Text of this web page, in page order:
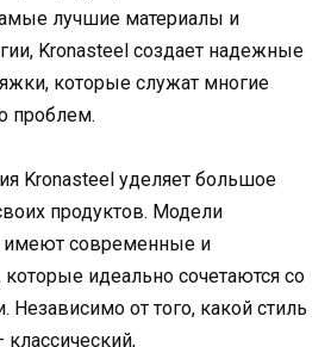
лучшие материалы и
Kronasteel создает надежные
которые служат многие
проблем.
Kronasteel уделяет большое
продуктов. Модели
имеют современные и
идеально сочетаются со
Независимо от того, какой стиль